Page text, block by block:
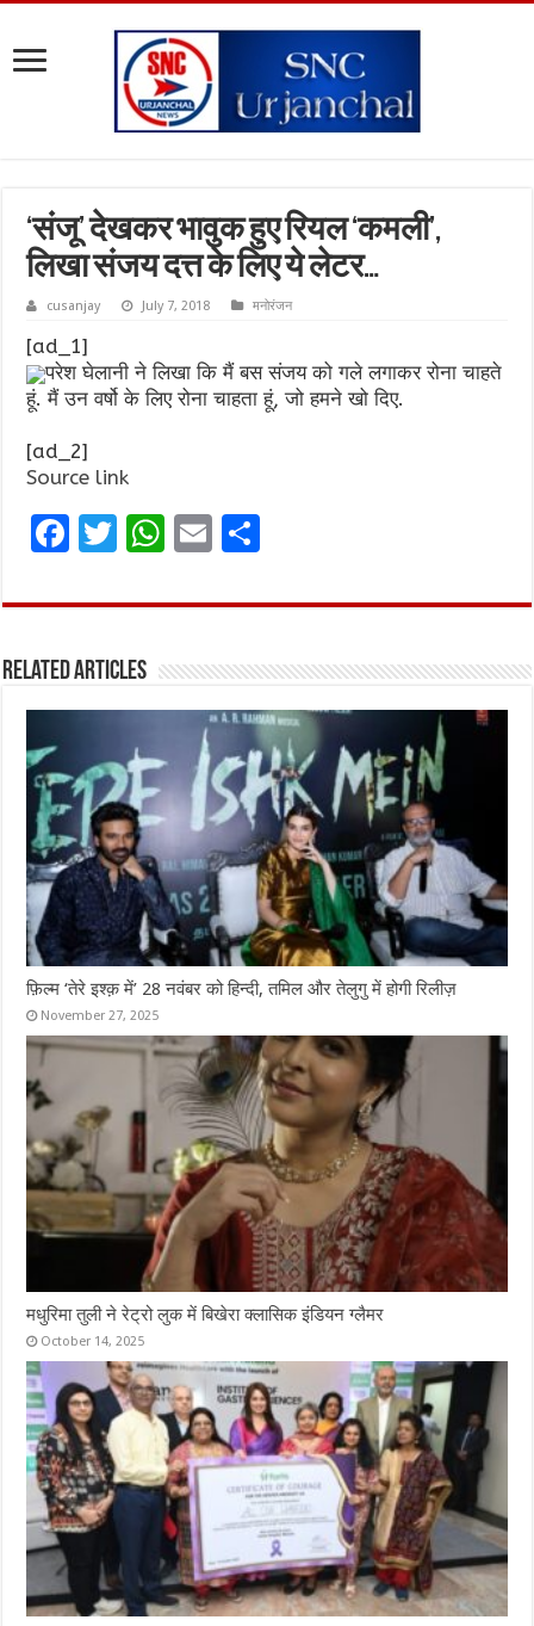
‘संजू’ देखकर भावुक हुए रियल ‘कमली’,
लिखा संजय दत्त के लिए ये लेटर…
cusanjay July 7, 2018 मनोरंजन
[ad_1]
परेश घेलानी ने लिखा कि मैं बस संजय को गले लगाकर रोना चाहते
हूं. मैं उन वर्षो के लिए रोना चाहता हूं, जो हमने खो दिए.
[ad_2]
Source link
F
ce
o
o
k
T
it
r
W
at
A
p
p
E
ai ar
Related Articles
फ़िल्म ‘तेरे इश्क़ में’ 28 नवंबर को हिन्दी, तमिल और तेलुगु में होगी रिलीज़
November 27, 2025
मधुरिमा तुली ने रेट्रो लुक में बिखेरा क्लासिक इंडियन ग्लैमर
October 14, 2025